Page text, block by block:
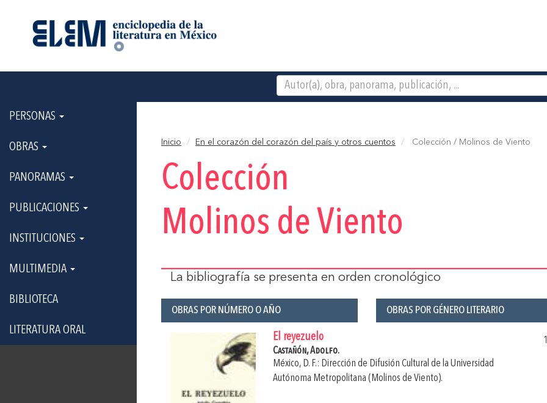
PERSONAS
OBRAS
PANORAMAS
PUBLICACIONES
INSTITUCIONES
MULTIMEDIA
BIBLIOTECA
LITERATURA ORAL
Inicio En el corazón del corazón del país y otros cuentos Colección / Molinos de Viento
Colección
Molinos de Viento
La bibliografía se presenta en orden cronológico
OBRAS POR NÚMERO O AÑO OBRAS POR GÉNERO LITERARIO
El reyezuelo
Castañón, Adolfo.
México, D. F.: Dirección de Difusión Cultural de la Universidad
Autónoma Metropolitana (Molinos de Viento).